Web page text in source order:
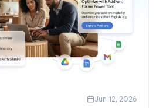
Jun 12, 2026